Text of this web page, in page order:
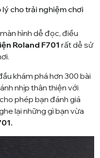
cho trải nghiệm chơi
hình dễ đọc, điều
Roland F701 rất dễ sử
khám phá hơn 300 bài
nhịp thân thiện với
phép bạn đánh giá
lại những gì bạn vừa